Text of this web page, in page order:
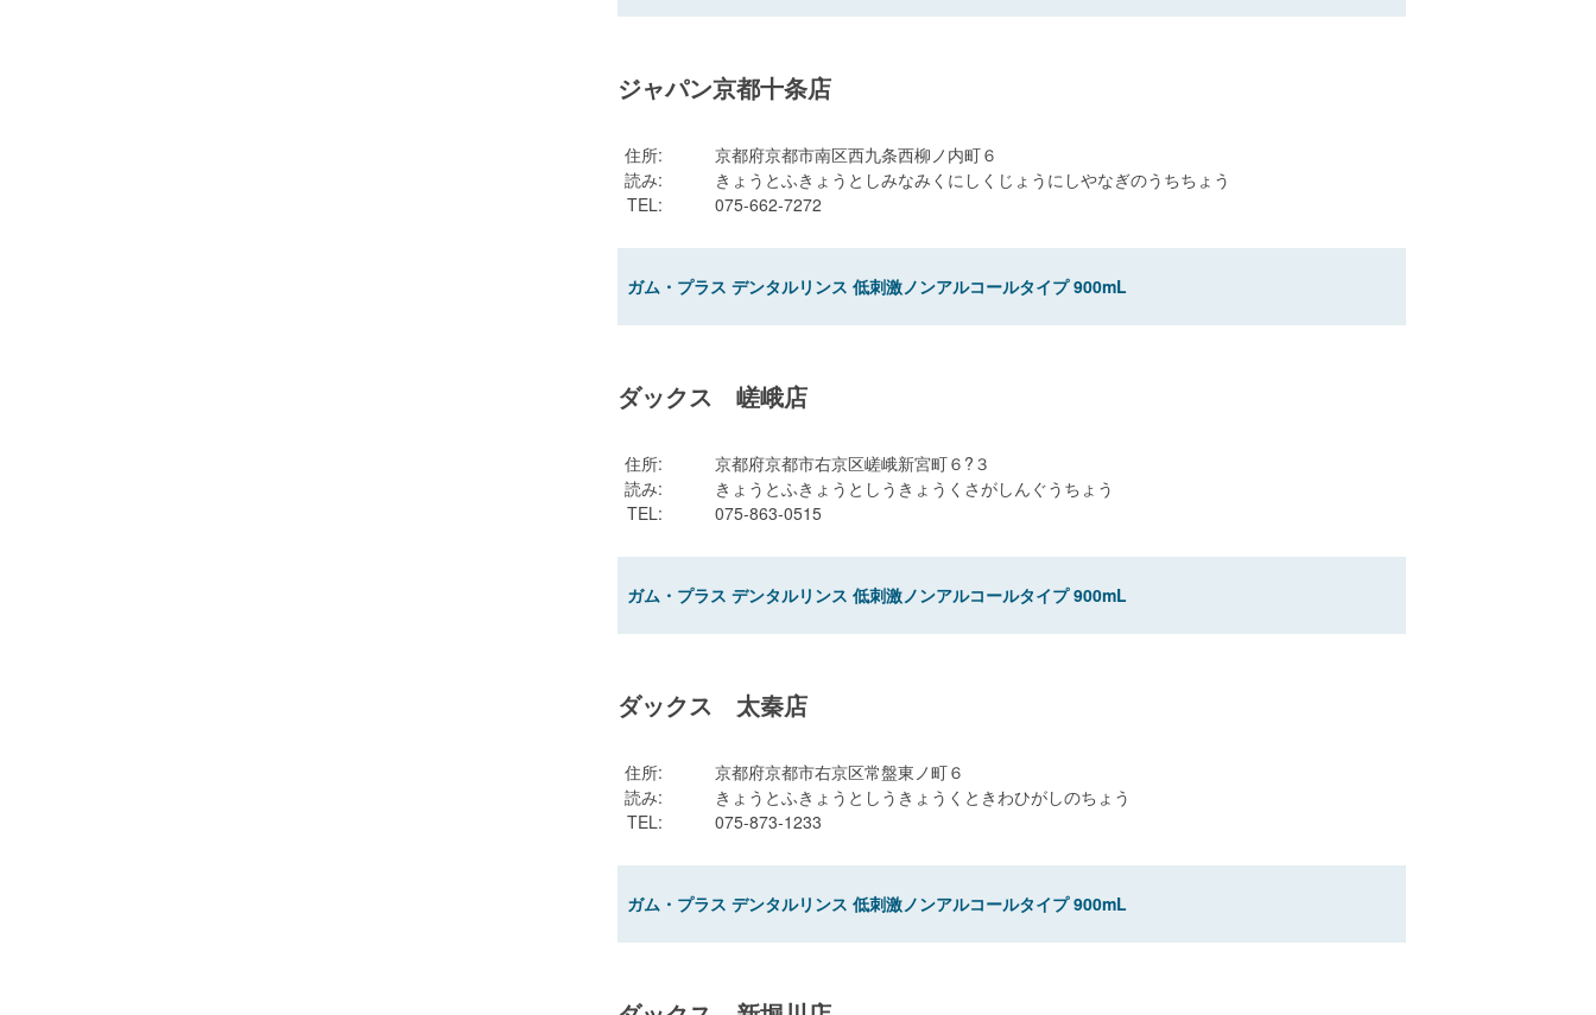
ジャパン京都十条店
住所:
京都府京都市南区西九条西柳ノ内町６
読み:
きょうとふきょうとしみなみくにしくじょうにしやなぎのうちちょう
TEL: 075-662-7272
ガム・プラス デンタルリンス 低刺激ノンアルコールタイプ 900mL
ダックス 嵯峨店
住所:
京都府京都市右京区嵯峨新宮町６?３
読み:
きょうとふきょうとしうきょうくさがしんぐうちょう
TEL: 075-863-0515
ガム・プラス デンタルリンス 低刺激ノンアルコールタイプ 900mL
ダックス 太秦店
住所:
京都府京都市右京区常盤東ノ町６
読み:
きょうとふきょうとしうきょうくときわひがしのちょう
TEL: 075-873-1233
ガム・プラス デンタルリンス 低刺激ノンアルコールタイプ 900mL